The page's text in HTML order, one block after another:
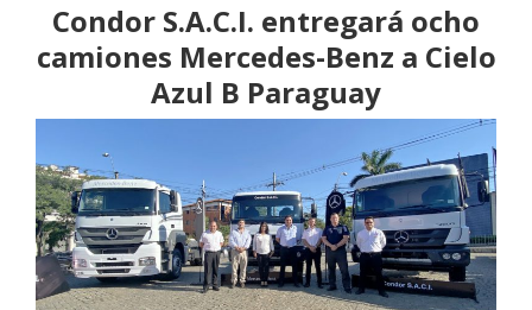
Condor S.A.C.I. entregará ocho
camiones Mercedes-Benz a Cielo
Azul B Paraguay